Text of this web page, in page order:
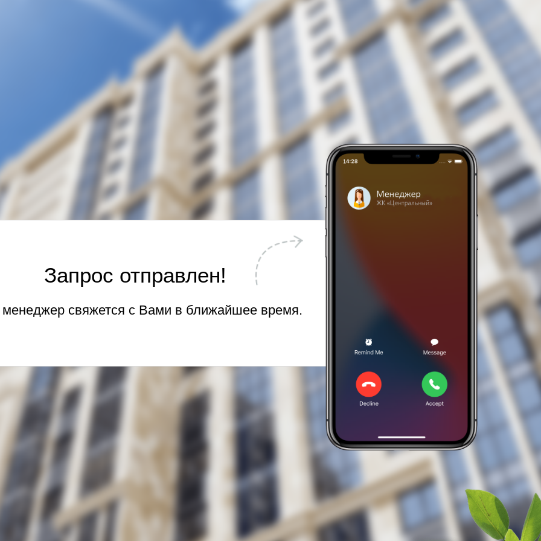
свяжется с Вами в ближайшее время.
Запрос отправлен!